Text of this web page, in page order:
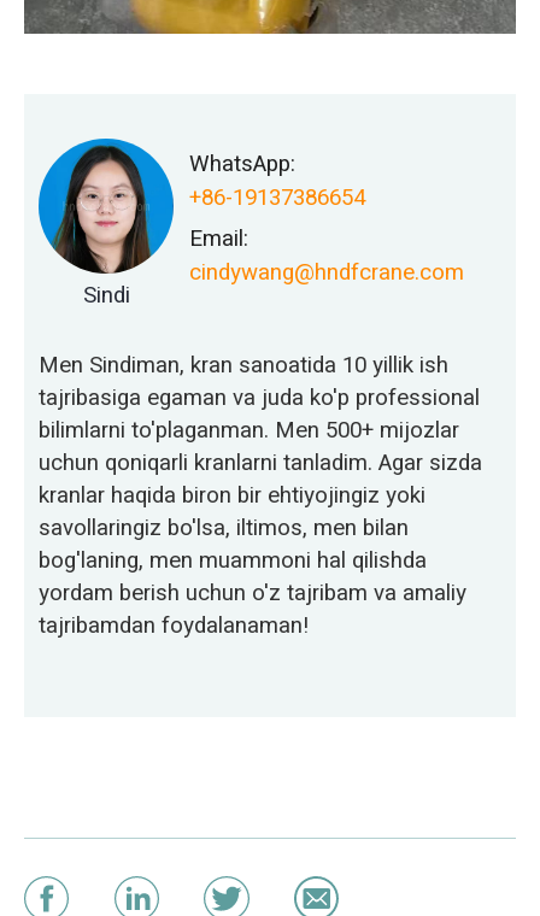
Sindi
WhatsApp:
+86-19137386654
Email:
cindywang@hndfcrane.com
Men Sindiman, kran sanoatida 10 yillik ish
tajribasiga egaman va juda ko'p professional
bilimlarni to'plaganman. Men 500+ mijozlar
uchun qoniqarli kranlarni tanladim. Agar sizda
kranlar haqida biron bir ehtiyojingiz yoki
savollaringiz bo'lsa, iltimos, men bilan
bog'laning, men muammoni hal qilishda
yordam berish uchun o'z tajribam va amaliy
tajribamdan foydalanaman!